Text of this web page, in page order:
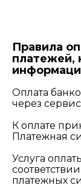
Правила
платежей,
Оплата
через
К оплате
Платежная
Услуга
платежных